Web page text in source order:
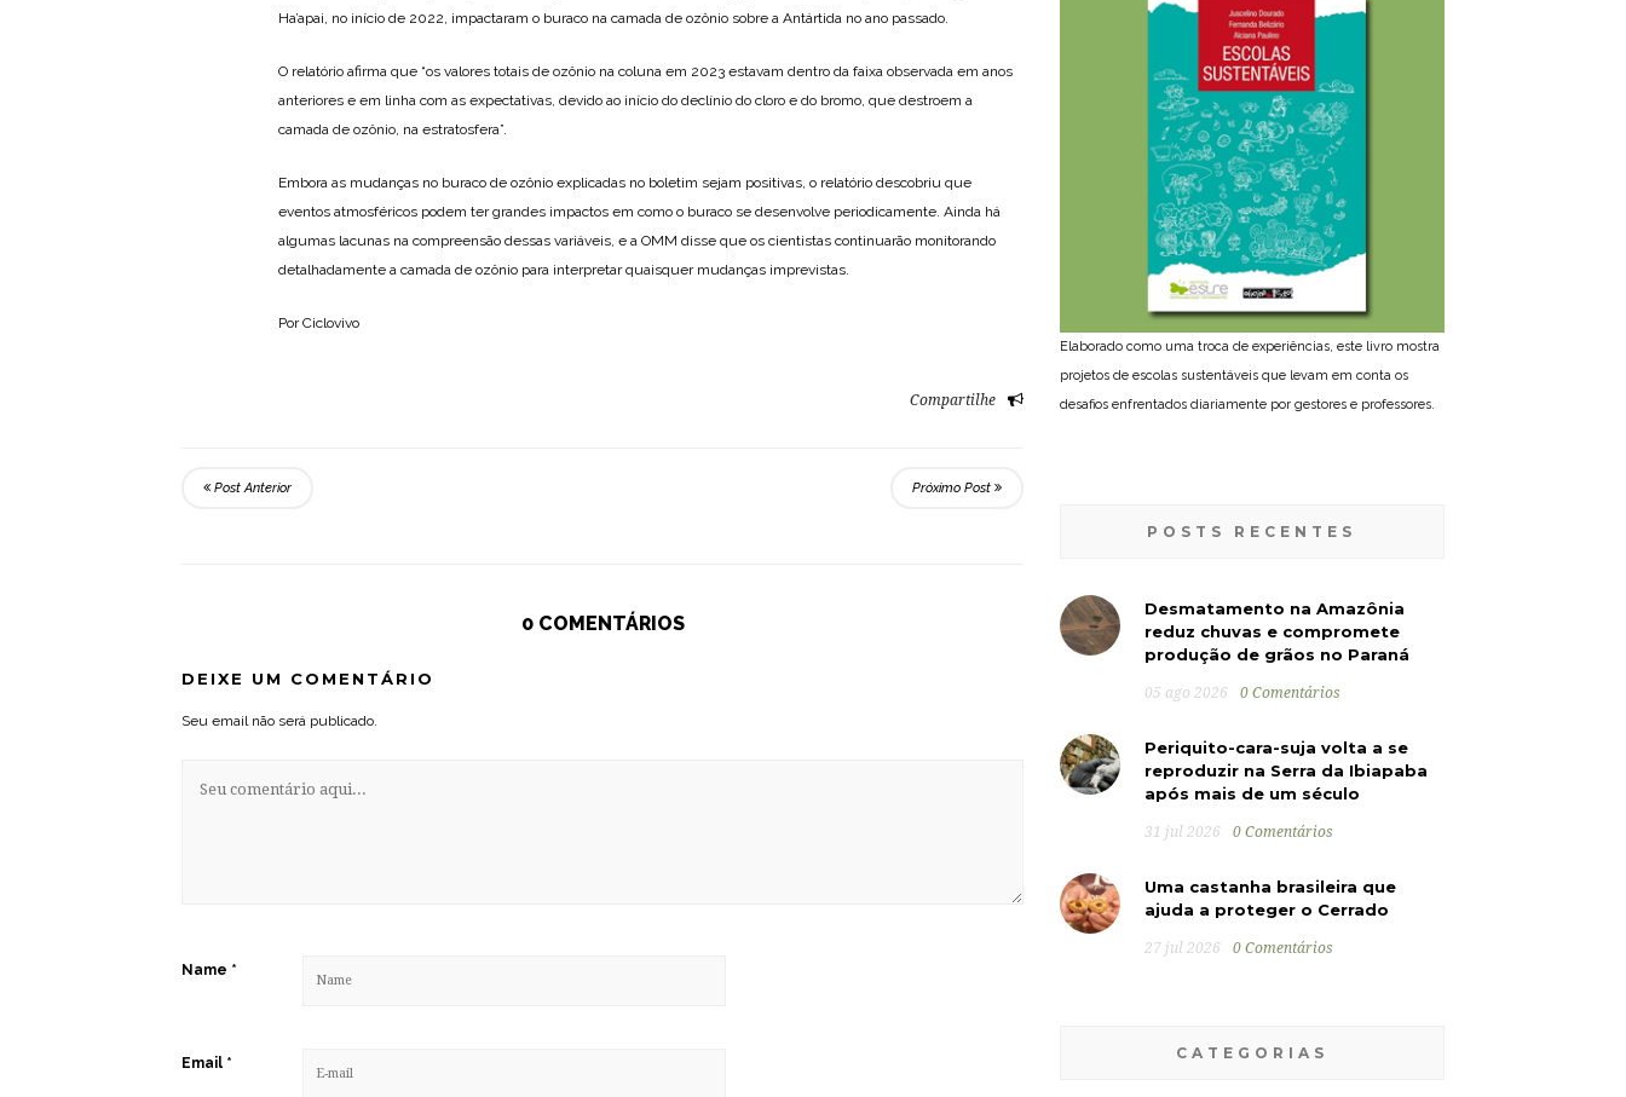
Ha’apai, no início de 2022, impactaram o buraco na camada de ozônio sobre a Antártida no ano passado.
O relatório afirma que “os valores totais de ozônio na coluna em 2023 estavam dentro da faixa observada em anos
anteriores e em linha com as expectativas, devido ao início do declínio do cloro e do bromo, que destroem a
camada de ozônio, na estratosfera”.
Embora as mudanças no buraco de ozônio explicadas no boletim sejam positivas, o relatório descobriu que
eventos atmosféricos podem ter grandes impactos em como o buraco se desenvolve periodicamente. Ainda há
algumas lacunas na compreensão dessas variáveis, e a OMM disse que os cientistas continuarão monitorando
detalhadamente a camada de ozônio para interpretar quaisquer mudanças imprevistas.
Por Ciclovivo
Compartilhe
Post Anterior Próximo Post
0 COMENTÁRIOS
DEIXE UM COMENTÁRIO
Seu email não será publicado.
Name *
Email *
Elaborado como uma troca de experiências, este livro mostra
projetos de escolas sustentáveis que levam em conta os
desafios enfrentados diariamente por gestores e professores.
POSTS RECENTES
Desmatamento na Amazônia
reduz chuvas e compromete
produção de grãos no Paraná
05 ago 2026 0 Comentários
Periquito-cara-suja volta a se
reproduzir na Serra da Ibiapaba
após mais de um século
31 jul 2026 0 Comentários
Uma castanha brasileira que
ajuda a proteger o Cerrado
27 jul 2026 0 Comentários
CATEGORIAS